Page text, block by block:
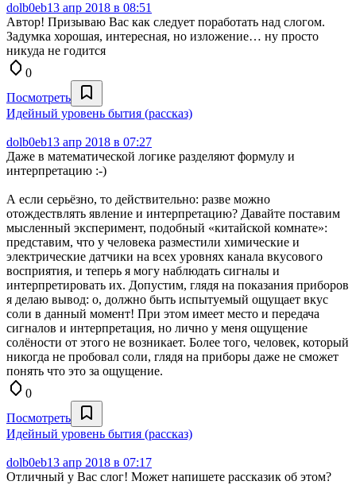
dolb0eb13 апр 2018 в 08:51
Автор! Призываю Вас как следует поработать над слогом.
Задумка хорошая, интересная, но изложение… ну просто
никуда не годится
0
Посмотреть
Идейный уровень бытия (рассказ)
dolb0eb13 апр 2018 в 07:27
Даже в математической логике разделяют формулу и
интерпретацию :-)
А если серьёзно, то действительно: разве можно
отождествлять явление и интерпретацию? Давайте поставим
мысленный эксперимент, подобный «китайской комнате»:
представим, что у человека разместили химические и
электрические датчики на всех уровнях канала вкусового
восприятия, и теперь я могу наблюдать сигналы и
интерпретировать их. Допустим, глядя на показания приборов
я делаю вывод: о, должно быть испытуемый ощущает вкус
соли в данный момент! При этом имеет место и передача
сигналов и интерпретация, но лично у меня ощущение
солёности от этого не возникает. Более того, человек, который
никогда не пробовал соли, глядя на приборы даже не сможет
понять что это за ощущение.
0
Посмотреть
Идейный уровень бытия (рассказ)
dolb0eb13 апр 2018 в 07:17
Отличный у Вас слог! Может напишете рассказик об этом?